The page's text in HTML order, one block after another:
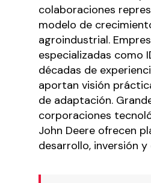
colaboraciones
modelo de
agroindustrial.
especializadas como
décadas de
aportan visión
de adaptación.
corporaciones
John Deere ofrecen
desarrollo, inversión y